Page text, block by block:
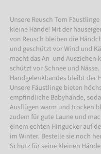
Unsere Reusch Tom
kleine Hände! Mit der
von Reusch bleiben die
und geschützt vor Wind und
macht das An- und
schützt vor Schnee und
Handgelenkbandes bleibt der
Unsere Fäustlinge bieten
empfindliche Babyhände,
Ausflügen warm und trocken
zudem für gute Laune und
einem echten Hingucker auf
im Winter. Bestelle sie noch
Schutz für seine kleinen